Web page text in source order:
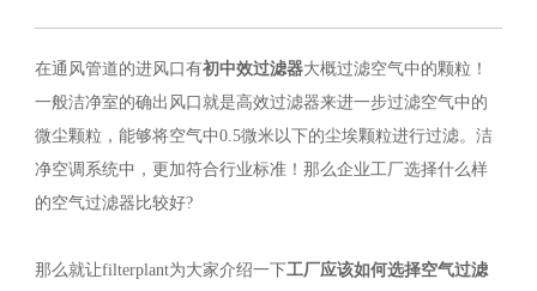
在通风管道的进风口有初中效过滤器大概过滤空气中的颗粒！
一般洁净室的确出风口就是高效过滤器来进一步过滤空气中的
微尘颗粒，能够将空气中0.5微米以下的尘埃颗粒进行过滤。洁
净空调系统中，更加符合行业标准！那么企业工厂选择什么样
的空气过滤器比较好?
那么就让filterplant为大家介绍一下工厂应该如何选择空气过滤